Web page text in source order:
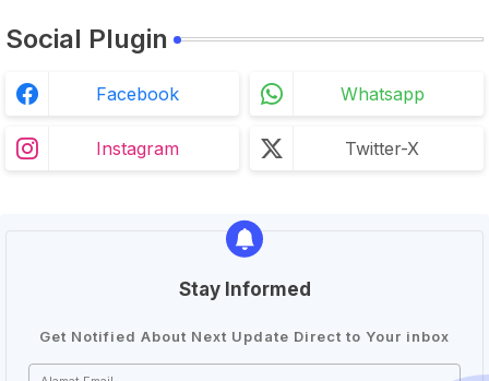
Social Plugin
Facebook Whatsapp
Instagram Twitter-X
Stay Informed
Get Notified About Next Update Direct to Your inbox